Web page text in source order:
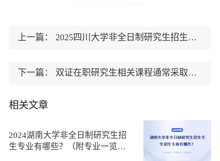
较固定，每年1次报名机会，时间详见研招网公布的公告。
上一篇： 2025四川大学非全日制研究生招生专业有哪些？（附学制及学费汇总）
下一篇： 双证在职研究生相关课程通常采取什么方式授课？可以选择网课吗？
相关文章
2024湖南大学非全日制研究生招
生专业有哪些？（附专业一览